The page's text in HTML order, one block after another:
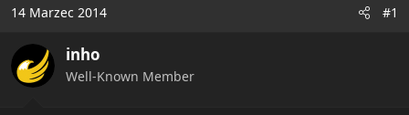
r
a
d
s
z
o
c
z
14 Marzec 2014 #1
inho
Well-Known Member